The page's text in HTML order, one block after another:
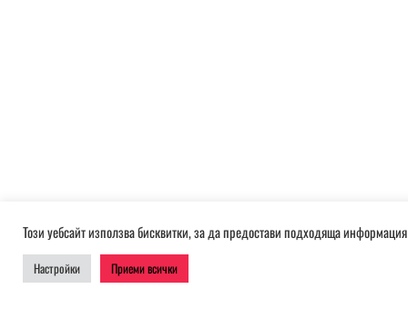
Този уебсайт използва бисквитки, за да предостави подходяща
Настройки Приеми всички